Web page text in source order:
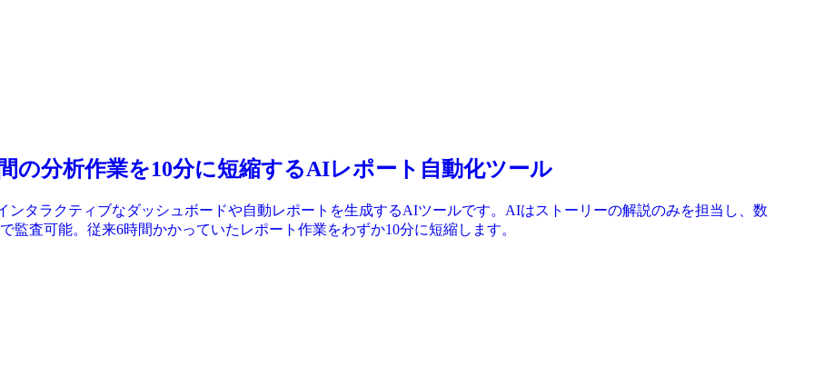
の分析作業を10分に短縮するAIレポート自動化ツール
ンタラクティブなダッシュボードや自動レポートを生成するAIツールです。AIはストーリーの解説のみを担当し、数
査可能。従来6時間かかっていたレポート作業をわずか10分に短縮します。